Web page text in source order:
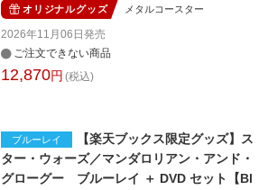
オリジナルグッズ メタルコースター
2026年11月06日 発売
ご注文できない商品
12,870円 (税込)
ブルーレイ
【楽天ブックス限定グッズ】ス
ター・ウォーズ／マンダロリアン・アンド・
グローグー ブルーレイ ＋ DVD セット【Bl